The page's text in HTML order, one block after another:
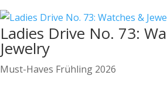
Ladies Drive No. 73:
Jewelry
Must-Haves Frühling 2026